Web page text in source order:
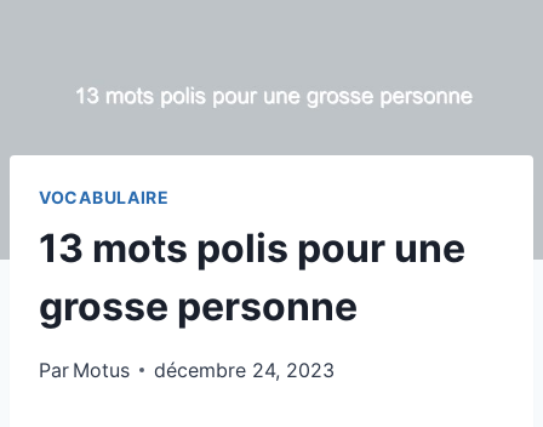
VOCABULAIRE
13 mots polis pour une
grosse personne
Par Motus décembre 24, 2023